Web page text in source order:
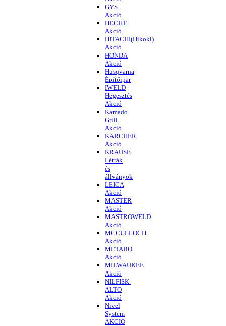
GYS
Akció
HECHT
Akció
HITACHI(Hikoki)
Akció
HONDA
Akció
Husqvarna
Építőipar
IWELD
Hegesztés
Akció
Kamado
Grill
Akció
KARCHER
Akció
KRAUSE
Létrák
és
állványok
LEICA
Akció
MASTER
Akció
MASTROWELD
Akció
MCCULLOCH
Akció
METABO
Akció
MILWAUKEE
Akció
NILFISK-
ALTO
Akció
Nivel
System
AKCIÓ